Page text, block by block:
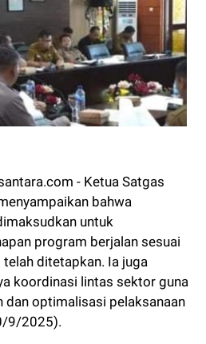
- Ketua Satgas
bahwa
untuk
program berjalan sesuai
ditetapkan. Ia juga
koordinasi lintas sektor guna
dan optimalisasi pelaksanaan
9/2025).